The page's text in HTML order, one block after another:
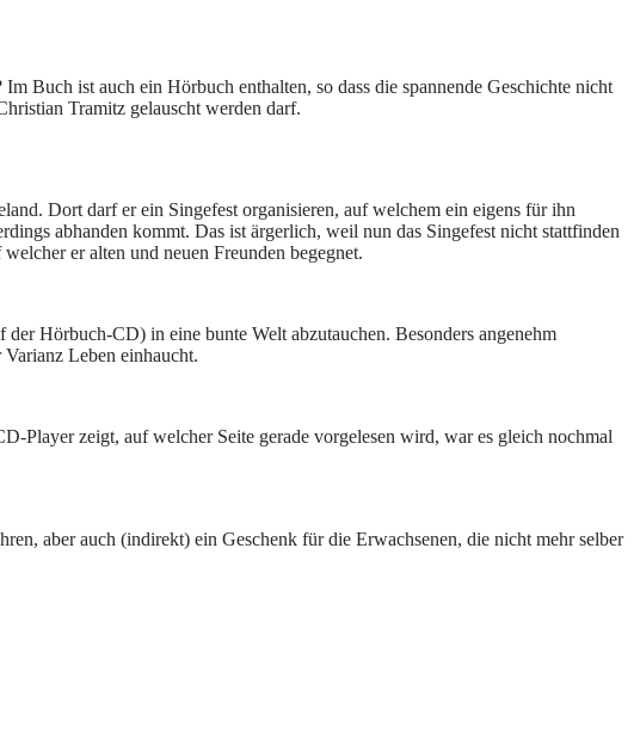
Buch ist auch ein Hörbuch enthalten, so dass die spannende Geschichte nicht
Tramitz gelauscht werden darf.
Dort darf er ein Singefest organisieren, auf welchem ein eigens für ihn
abhanden kommt. Das ist ärgerlich, weil nun das Singefest nicht stattfinden
er alten und neuen Freunden begegnet.
Hörbuch-CD) in eine bunte Welt abzutauchen. Besonders angenehm
Leben einhaucht.
Player zeigt, auf welcher Seite gerade vorgelesen wird, war es gleich nochmal
aber auch (indirekt) ein Geschenk für die Erwachsenen, die nicht mehr selber